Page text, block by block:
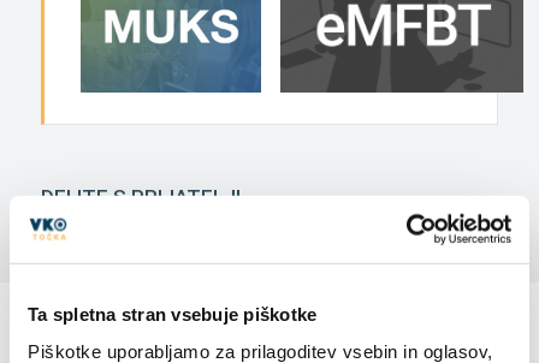
Ta spletna stran vsebuje piškotke
Piškotke uporabljamo za prilagoditev vsebin in oglasov,
DELITE S PRIJATELJI
VSA GRADIVA